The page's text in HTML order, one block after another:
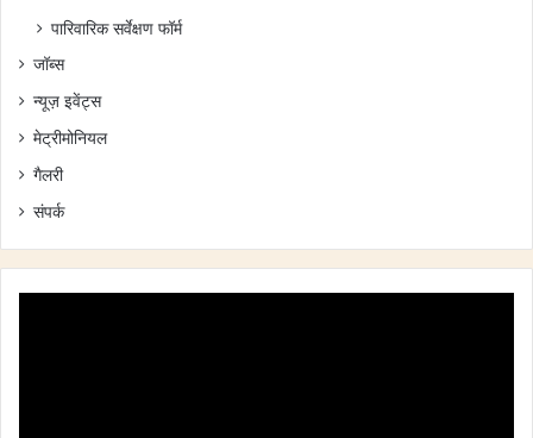
पारिवारिक सर्वेक्षण फॉर्म
जॉब्स
न्यूज़ इवेंट्स
मेट्रीमोनियल
गैलरी
संपर्क